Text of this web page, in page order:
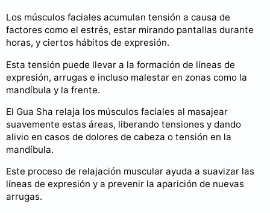
Los músculos faciales acumulan tensión a causa de
factores como el estrés, estar mirando pantallas durante
horas, y ciertos hábitos de expresión.
Esta tensión puede llevar a la formación de líneas de
expresión, arrugas e incluso malestar en zonas como la
mandíbula y la frente.
El Gua Sha relaja los músculos faciales al masajear
suavemente estas áreas, liberando tensiones y dando
alivio en casos de dolores de cabeza o tensión en la
mandíbula.
Este proceso de relajación muscular ayuda a suavizar las
líneas de expresión y a prevenir la aparición de nuevas
arrugas.